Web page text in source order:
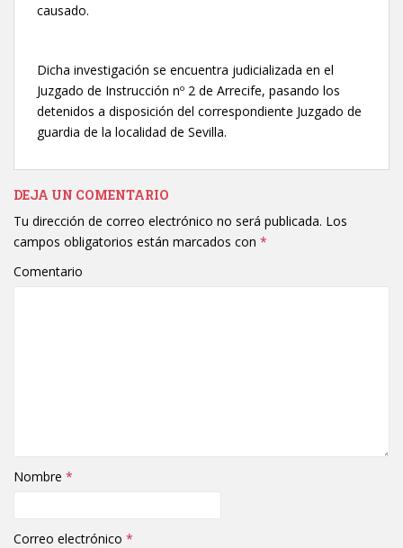
causado.
Dicha investigación se encuentra judicializada en el
Juzgado de Instrucción nº 2 de Arrecife, pasando los
detenidos a disposición del correspondiente Juzgado de
guardia de la localidad de Sevilla.
DEJA UN COMENTARIO
Tu dirección de correo electrónico no será publicada. Los
campos obligatorios están marcados con *
Comentario
Nombre *
Correo electrónico *